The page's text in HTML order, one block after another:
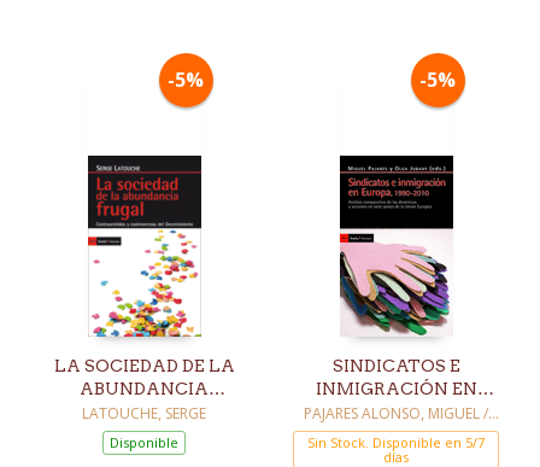
-5%
LA SOCIEDAD DE LA
ABUNDANCIA
FRUGAL
LATOUCHE, SERGE
Disponible
-5%
SINDICATOS E
INMIGRACIÓN EN
EUROPA, 1990-2010
PAJARES ALONSO, MIGUEL /
JUBANY, OLGA
Sin Stock. Disponible en 5/7
días